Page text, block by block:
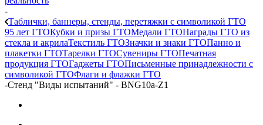
-
Таблички, баннеры, стенды, перетяжки с символикой ГТО
95 лет ГТОКубки и призы ГТОМедали ГТОНаграды ГТО из
стекла и акрилаТекстиль ГТОЗначки и знаки ГТОПанно и
плакетки ГТОТарелки ГТОСувениры ГТОПечатная
продукция ГТОГаджеты ГТОПисьменные принадлежности с
символикой ГТОФлаги и флажки ГТО
-Стенд "Виды испытаний" - BNG10a-Z1